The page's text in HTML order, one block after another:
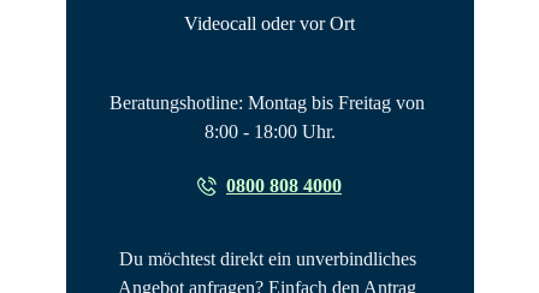
Videocall oder vor Ort
Beratungshotline: Montag bis Freitag von
8:00 - 18:00 Uhr.
0800 808 4000
Du möchtest direkt ein unverbindliches
Angebot anfragen? Einfach den Antrag